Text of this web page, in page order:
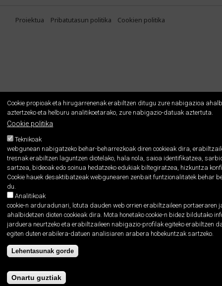
Proiektua Pribatutasun politika Cookien politika
Cookie propioak eta hirugarrenenak erabiltzen ditugu zure nabigazioa
aztertzeko eta helburu analitikoetarako, zure nabigazio-datuak aztertuta.
Cookie politika
Teknikoak
webgunean nabigatzeko behar-beharrezkoak diren cookieak dira,
tresnak erabiltzen laguntzen diotelako, hala nola, saioa identifikatzea,
sartzea, bideoak edo soinua hedatzeko edukiak biltegiratzea, hizkuntza
Cookie hauek desaktibatzeak webgunearen zenbait funtzionalitatek behar
du.
Analitikoak
cookie-n arduradunari, lotuta dauden web orrien erabiltzaileen portaeraren
ahalbidetzen dioten cookieak dira. Mota honetako cookie-n bidez bildutako
jarduera neurtzeko eta erabiltzaileen nabigazio-profilak egiteko erabiltzen
egiten duten erabilera-datuen analisiaren arabera hobekuntzak sartzeko.
Lehentasunak gorde
Onartu guztiak